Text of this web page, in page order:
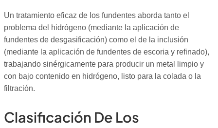
Un tratamiento eficaz de los fundentes aborda tanto el
problema del hidrógeno (mediante la aplicación de
fundentes de desgasificación) como el de la inclusión
(mediante la aplicación de fundentes de escoria y refinado),
trabajando sinérgicamente para producir un metal limpio y
con bajo contenido en hidrógeno, listo para la colada o la
filtración.
Clasificación De Los